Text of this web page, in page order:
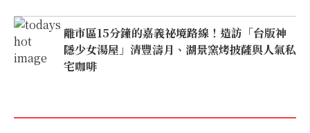
離市區15分鐘的嘉義祕境路線！造訪「台版神
隱少女湯屋」清豐濤月、湖景窯烤披薩與人氣私
宅咖啡